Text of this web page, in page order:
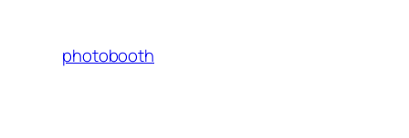
photobooth